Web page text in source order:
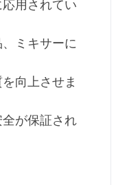
用されてい
ミキサーに
向上させま
が保証され